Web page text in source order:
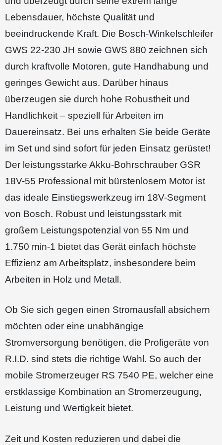
Lebensdauer, höchste Qualität und
beeindruckende Kraft. Die Bosch-Winkelschleifer
GWS 22-230 JH sowie GWS 880 zeichnen sich
durch kraftvolle Motoren, gute Handhabung und
geringes Gewicht aus. Darüber hinaus
überzeugen sie durch hohe Robustheit und
Handlichkeit – speziell für Arbeiten im
Dauereinsatz. Bei uns erhalten Sie beide Geräte
im Set und sind sofort für jeden Einsatz gerüstet!
Der leistungsstarke Akku-Bohrschrauber GSR
18V-55 Professional mit bürstenlosem Motor ist
das ideale Einstiegswerkzeug im 18V-Segment
von Bosch. Robust und leistungsstark mit
großem Leistungspotenzial von 55 Nm und
1.750 min-1 bietet das Gerät einfach höchste
Effizienz am Arbeitsplatz, insbesondere beim
Arbeiten in Holz und Metall.
Ob Sie sich gegen einen Stromausfall absichern
möchten oder eine unabhängige
Stromversorgung benötigen, die Profigeräte von
R.I.D. sind stets die richtige Wahl. So auch der
mobile Stromerzeuger RS 7540 PE, welcher eine
erstklassige Kombination an Stromerzeugung,
Leistung und Wertigkeit bietet.
Zeit und Kosten reduzieren und dabei die